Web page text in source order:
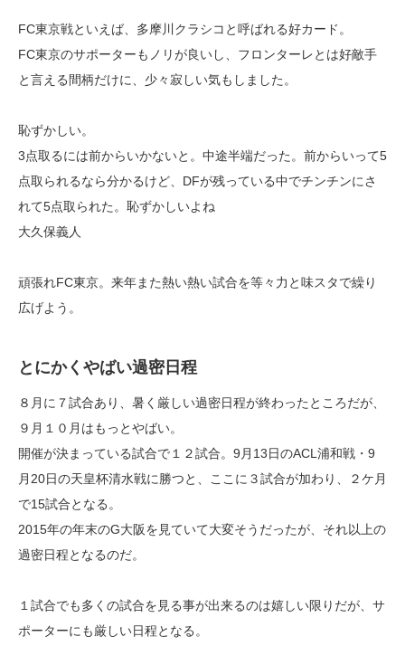
FC東京戦といえば、多摩川クラシコと呼ばれる好カード。
FC東京のサポーターもノリが良いし、フロンターレとは好敵手
と言える間柄だけに、少々寂しい気もしました。
恥ずかしい。
3点取るには前からいかないと。中途半端だった。前からいって5
点取られるなら分かるけど、DFが残っている中でチンチンにさ
れて5点取られた。恥ずかしいよね
大久保義人
頑張れFC東京。来年また熱い熱い試合を等々力と味スタで繰り
広げよう。
とにかくやばい過密日程
８月に７試合あり、暑く厳しい過密日程が終わったところだが、
９月１０月はもっとやばい。
開催が決まっている試合で１２試合。9月13日のACL浦和戦・9
月20日の天皇杯清水戦に勝つと、ここに３試合が加わり、２ケ月
で15試合となる。
2015年の年末のG大阪を見ていて大変そうだったが、それ以上の
過密日程となるのだ。
１試合でも多くの試合を見る事が出来るのは嬉しい限りだが、サ
ポーターにも厳しい日程となる。